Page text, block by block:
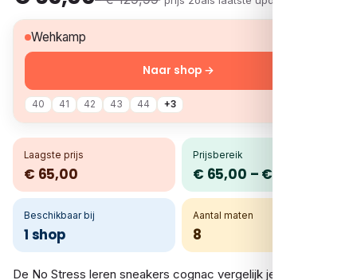
Wehkamp
40 41 42 43 44 +3
Naar shop →
Laagste prijs
€ 65,00
Prijsbereik
€ 65,00 – € 129,99
Beschikbaar bij
1 shop
Aantal maten
8
De No Stress leren sneakers cognac vergelijk je bij 1 shop.